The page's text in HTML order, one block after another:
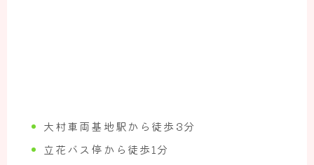
大村車両基地駅から徒歩3分
立花バス停から徒歩1分